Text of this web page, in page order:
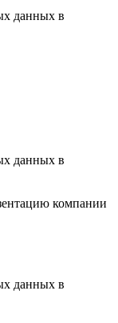
данных в
данных в
компании
данных в